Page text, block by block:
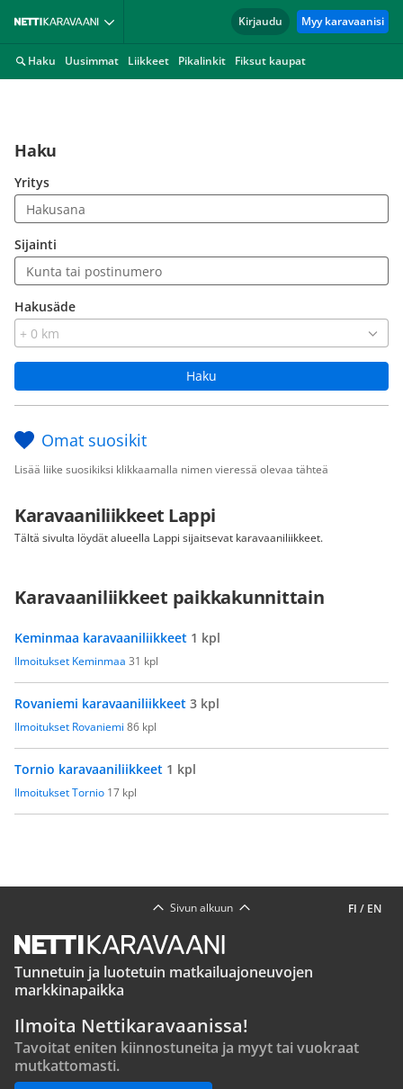
Kirjaudu Myy karavaanisi
Haku Uusimmat Liikkeet Pikalinkit Fiksut kaupat
Haku
Yritys
Sijainti
Hakusäde
Haku
Omat suosikit
Lisää liike suosikiksi klikkaamalla nimen vieressä olevaa tähteä
Karavaaniliikkeet Lappi
Tältä sivulta löydät alueella Lappi sijaitsevat karavaaniliikkeet.
Karavaaniliikkeet paikkakunnittain
Keminmaa karavaaniliikkeet 1 kpl
Ilmoitukset Keminmaa 31 kpl
Rovaniemi karavaaniliikkeet 3 kpl
Ilmoitukset Rovaniemi 86 kpl
Tornio karavaaniliikkeet 1 kpl
Ilmoitukset Tornio 17 kpl
FI / EN
Sivun alkuun
Tunnetuin ja luotetuin matkailuajoneuvojen
markkinapaikka
Ilmoita Nettikaravaanissa!
Tavoitat eniten kiinnostuneita ja myyt tai vuokraat
mutkattomasti.